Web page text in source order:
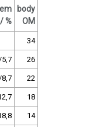
%
body
OM
34
5,7 26
22
18
14